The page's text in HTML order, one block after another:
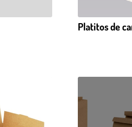
Platitos de